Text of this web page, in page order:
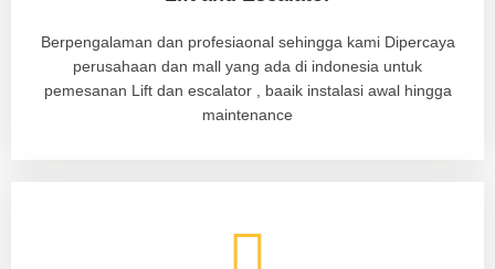
Berpengalaman dan profesiaonal sehingga kami Dipercaya
perusahaan dan mall yang ada di indonesia untuk
pemesanan Lift dan escalator , baaik instalasi awal hingga
maintenance